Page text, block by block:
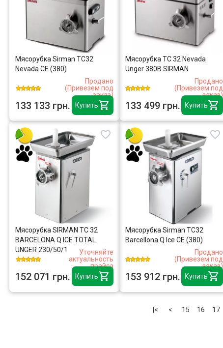
Купить
Мясорубка Sirman TC32
Nevada CE (380)
Продано
(Привезем под
заказ)
133 133 грн. Купить
Мясорубка TC 32 Nevada
Unger 380В SIRMAN
Продано
(Привезем под
заказ)
133 499 грн.
Купить
Мясорубка SIRMAN TC 32
BARCELONA Q ICE TOTAL
UNGER 230/50/1
Уточняйте
актуальность
прайса
152 071 грн. Купить
Мясорубка Sirman TC32
Barcellona Q Ice СЕ (380)
Продано
(Привезем под
заказ)
153 912 грн.
|< < 15 16 17